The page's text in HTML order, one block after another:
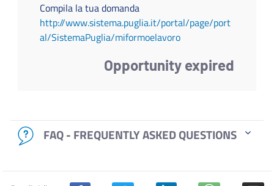
Compila la tua domanda
http://www.sistema.puglia.it/portal/page/port
al/SistemaPuglia/miformoelavoro
Opportunity expired
FAQ - FREQUENTLY ASKED QUESTIONS